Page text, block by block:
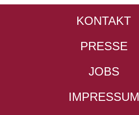
KONTAKT
PRESSE
JOBS
IMPRESSUM